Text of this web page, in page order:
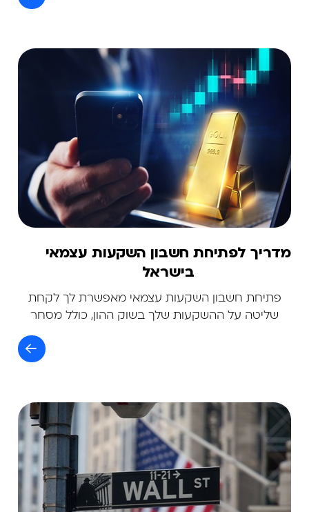
מדריך לפתיחת חשבון השקעות עצמאי
בישראל
פתיחת חשבון השקעות עצמאי מאפשרת לך לקחת
שליטה על ההשקעות שלך בשוק ההון, כולל מסחר
במניות, קרנות סל, אגרות חוב ועוד, ללא תלות ביועץ